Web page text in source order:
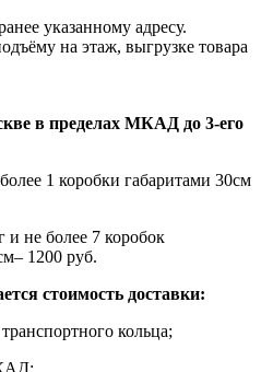
указанному адресу.
на этаж, выгрузке товара
в пределах МКАД до 3-его
1 коробки габаритами 30см
и не более 7 коробок
1200 руб.
стоимость доставки:
кольца;